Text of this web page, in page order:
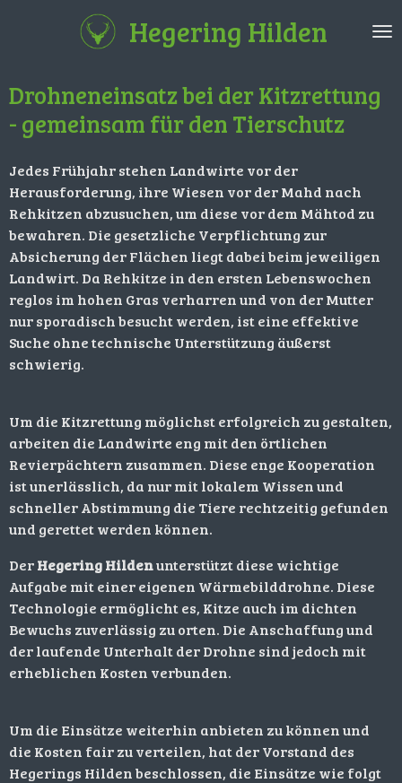
Hauptinhalt
Hegering Hilden
Drohneneinsatz bei der Kitzrettung
- gemeinsam für den Tierschutz
Jedes Frühjahr stehen Landwirte vor der
Herausforderung, ihre Wiesen vor der Mahd nach
Rehkitzen abzusuchen, um diese vor dem Mähtod zu
bewahren. Die gesetzliche Verpflichtung zur
Absicherung der Flächen liegt dabei beim jeweiligen
Landwirt. Da Rehkitze in den ersten Lebenswochen
reglos im hohen Gras verharren und von der Mutter
nur sporadisch besucht werden, ist eine effektive
Suche ohne technische Unterstützung äußerst
schwierig.
Um die Kitzrettung möglichst erfolgreich zu gestalten,
arbeiten die Landwirte eng mit den örtlichen
Revierpächtern zusammen. Diese enge Kooperation
ist unerlässlich, da nur mit lokalem Wissen und
schneller Abstimmung die Tiere rechtzeitig gefunden
und gerettet werden können.
DerHegering Hildenunterstützt diese wichtige
Aufgabe mit einer eigenen Wärmebilddrohne. Diese
Technologie ermöglicht es, Kitze auch im dichten
Bewuchs zuverlässig zu orten. Die Anschaffung und
der laufende Unterhalt der Drohne sind jedoch mit
erheblichen Kosten verbunden.
Um die Einsätze weiterhin anbieten zu können und
die Kosten fair zu verteilen, hat der Vorstand des
Hegerings Hilden beschlossen, die Einsätze wie folgt